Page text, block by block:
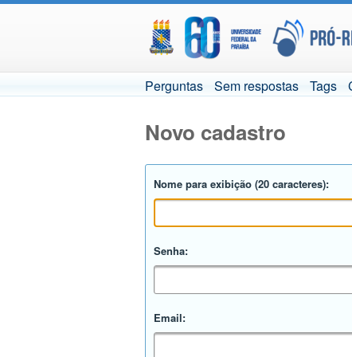
Perguntas Sem respostas Tags
Novo cadastro
Nome para exibição (20 caracteres):
Senha:
Email: